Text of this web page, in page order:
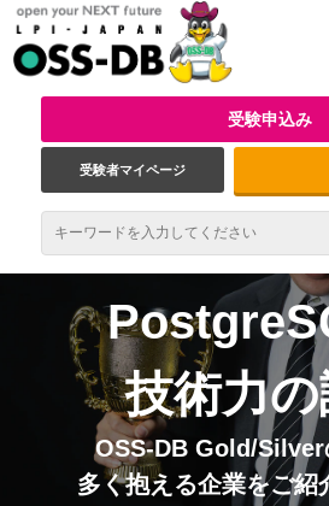
受験申込み
受験者マイページ
最新情報
試験概要
資格取得のメリ
受験対策
インタビュー
技術力の
OSS-DB Gold/Silver
多く抱える企業をご紹